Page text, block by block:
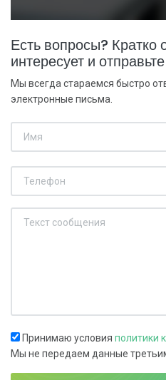
Есть вопросы? Кратко
интересует и
Мы всегда стараемся быстро
электронные письма.
Принимаю условия политики
Мы не передаем данные